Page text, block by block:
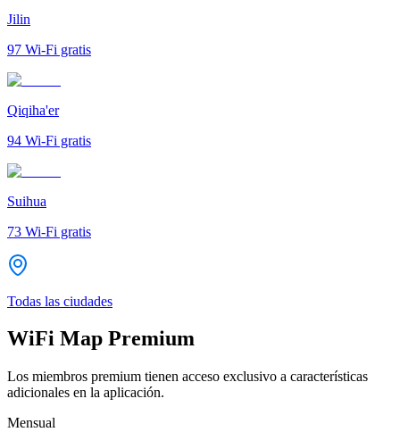
Jilin
97 Wi-Fi gratis
Qiqiha'er
94 Wi-Fi gratis
Suihua
73 Wi-Fi gratis
Todas las ciudades
WiFi Map Premium
Los miembros premium tienen acceso exclusivo a características
adicionales en la aplicación.
Mensual